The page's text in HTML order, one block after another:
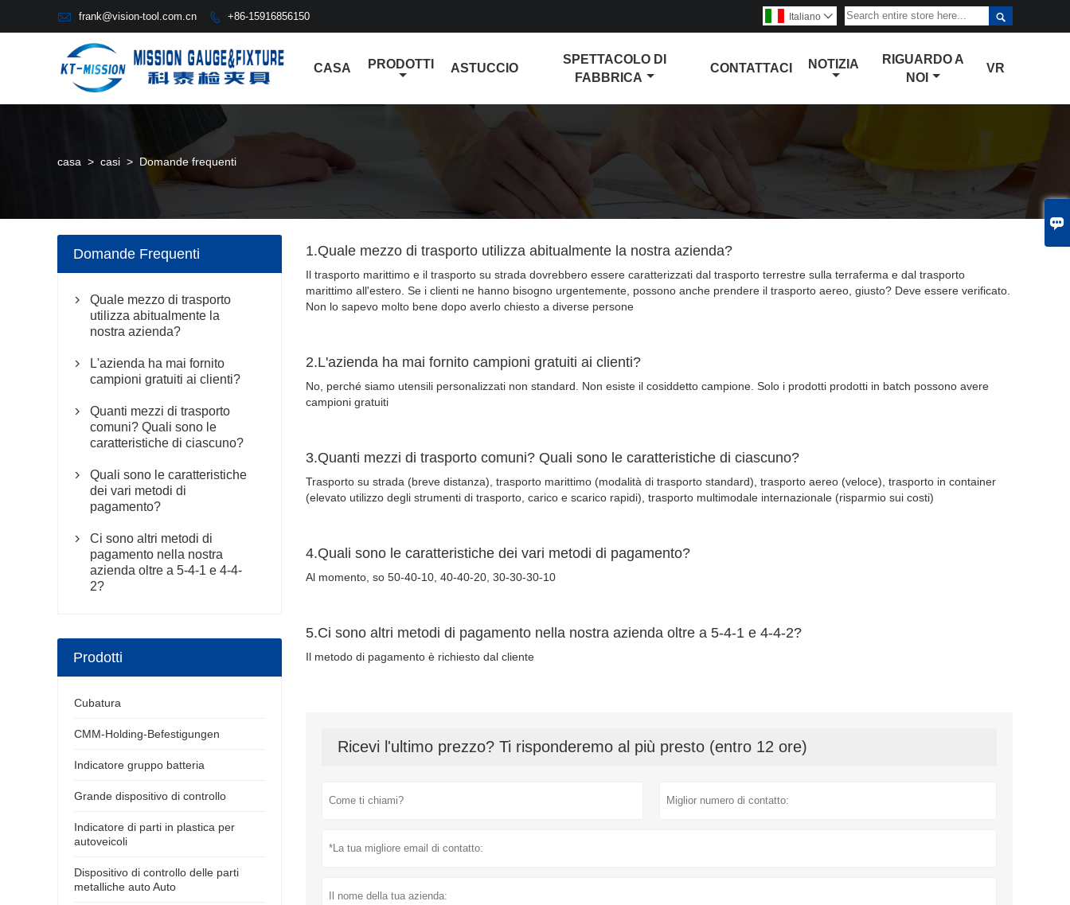

 frank@vision-tool.com.cn  +86-15916856150 
Italiano 
CASA PRODOTTI ASTUCCIO
SPETTACOLO DI
FABBRICA
CONTATTACI NOTIZIA
RIGUARDO A
NOI
VR
casa > casi > Domande frequenti
1.Quale mezzo di trasporto utilizza abitualmente la nostra azienda?
Il trasporto marittimo e il trasporto su strada dovrebbero essere caratterizzati dal trasporto terrestre sulla terraferma e dal trasporto
marittimo all'estero. Se i clienti ne hanno bisogno urgentemente, possono anche prendere il trasporto aereo, giusto? Deve essere verificato.
Non lo sapevo molto bene dopo averlo chiesto a diverse persone
2.L'azienda ha mai fornito campioni gratuiti ai clienti?
No, perché siamo utensili personalizzati non standard. Non esiste il cosiddetto campione. Solo i prodotti prodotti in batch possono avere
campioni gratuiti
3.Quanti mezzi di trasporto comuni? Quali sono le caratteristiche di ciascuno?
Trasporto su strada (breve distanza), trasporto marittimo (modalità di trasporto standard), trasporto aereo (veloce), trasporto in container
(elevato utilizzo degli strumenti di trasporto, carico e scarico rapidi), trasporto multimodale internazionale (risparmio sui costi)
4.Quali sono le caratteristiche dei vari metodi di pagamento?
Al momento, so 50-40-10, 40-40-20, 30-30-30-10
5.Ci sono altri metodi di pagamento nella nostra azienda oltre a 5-4-1 e 4-4-2?
Il metodo di pagamento è richiesto dal cliente
Ricevi l'ultimo prezzo? Ti risponderemo al più presto (entro 12 ore)
Domande Frequenti

Quale mezzo di trasporto
utilizza abitualmente la
nostra azienda?

L'azienda ha mai fornito
campioni gratuiti ai clienti?

Quanti mezzi di trasporto
comuni? Quali sono le
caratteristiche di ciascuno?

Quali sono le caratteristiche
dei vari metodi di
pagamento?

Ci sono altri metodi di
pagamento nella nostra
azienda oltre a 5-4-1 e 4-4-
2?
Prodotti
Cubatura
CMM-Holding-Befestigungen
Indicatore gruppo batteria
Grande dispositivo di controllo
Indicatore di parti in plastica per
autoveicoli
Dispositivo di controllo delle parti
metalliche auto Auto